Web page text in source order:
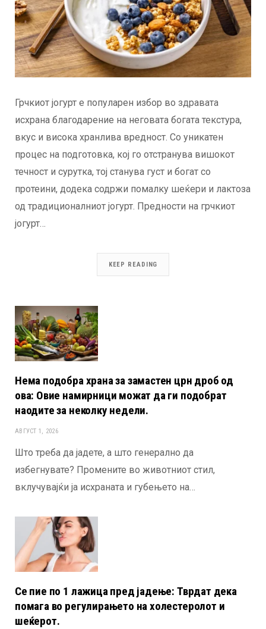
Грчкиот јогурт е популарен избор во здравата
исхрана благодарение на неговата богата текстура,
вкус и висока хранлива вредност. Со уникатен
процес на подготовка, кој го отстранува вишокот
течност и сурутка, тој станува густ и богат со
протеини, додека содржи помалку шеќери и лактоза
од традиционалниот јогурт. Предности на грчкиот
јогурт…
KEEP READING
Нема подобра храна за замастен црн дроб од
ова: Овие намирници можат да ги подобрат
наодите за неколку недели.
АВГУСТ 1, 2026
Што треба да јадете, а што генерално да
избегнувате? Промените во животниот стил,
вклучувајќи ја исхраната и губењето на…
Се пие по 1 лажица пред јадење: Тврдат дека
помага во регулирањето на холестеролот и
шеќерот.